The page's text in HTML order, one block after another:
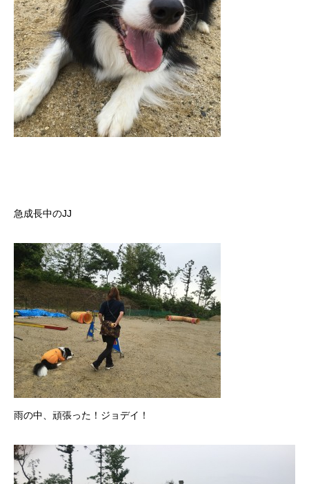
急成長中のJJ
雨の中、頑張った！ジョデイ！